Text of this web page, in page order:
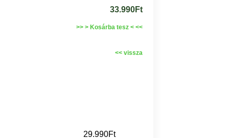
33.990Ft
>> > Kosárba tesz < <<
<< vissza
29.990Ft